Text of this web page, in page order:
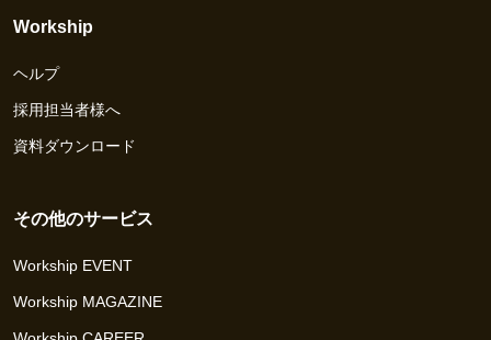
Workship
ヘルプ
採用担当者様へ
資料ダウンロード
その他のサービス
Workship EVENT
Workship MAGAZINE